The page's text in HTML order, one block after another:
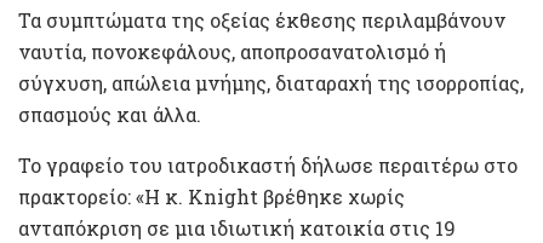
Τα συμπτώματα της οξείας έκθεσης περιλαμβάνουν
ναυτία, πονοκεφάλους, αποπροσανατολισμό ή
σύγχυση, απώλεια μνήμης, διαταραχή της ισορροπίας,
σπασμούς και άλλα.
Το γραφείο του ιατροδικαστή δήλωσε περαιτέρω στο
πρακτορείο: «Η κ. Knight βρέθηκε χωρίς
ανταπόκριση σε μια ιδιωτική κατοικία στις 19